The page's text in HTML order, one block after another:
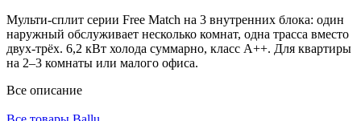
Мульти-сплит серии Free Match на 3 внутренних блока: один
наружный обслуживает несколько комнат, одна трасса вместо
двух-трёх. 6,2 кВт холода суммарно, класс A++. Для квартиры
на 2–3 комнаты или малого офиса.
Все описание